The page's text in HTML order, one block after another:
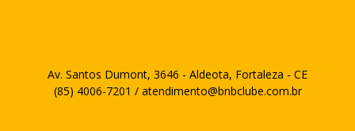
Av. Santos Dumont, 3646 - Aldeota, Fortaleza - CE
(85) 4006-7201 / atendimento@bnbclube.com.br